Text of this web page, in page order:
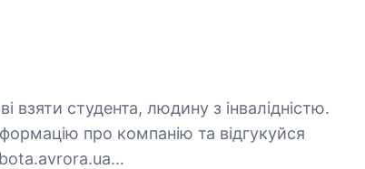
взяти студента, людину з інвалідністю.
про компанію та відгукуйся